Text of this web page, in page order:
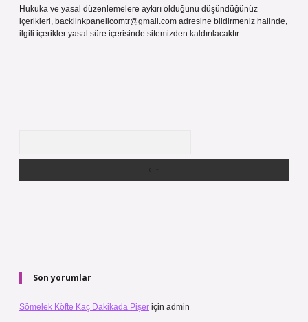
Hukuka ve yasal düzenlemelere aykırı olduğunu düşündüğünüz
içerikleri, backlinkpanelicomtr@gmail.com adresine bildirmeniz halinde,
ilgili içerikler yasal süre içerisinde sitemizden kaldırılacaktır.
Son yorumlar
Sömelek Köfte Kaç Dakikada Pişer için admin